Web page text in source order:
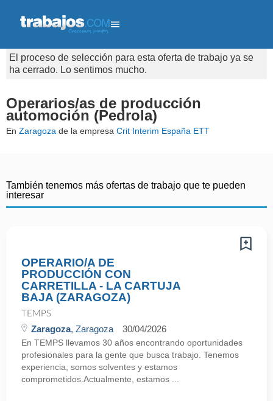
El proceso de selección para esta oferta de trabajo ya se
ha cerrado. Lo sentimos mucho.
Operarios/as de producción
automoción (Pedrola)
En Zaragoza de la empresa Crit Interim España ETT
También tenemos más ofertas de trabajo que te pueden
interesar
OPERARIO/A DE
PRODUCCIÓN CON
CARRETILLA - LA CARTUJA
BAJA (ZARAGOZA)
TEMPS
Zaragoza, Zaragoza 30/04/2026
En TEMPS llevamos 30 años encontrando oportunidades
profesionales para la gente que busca trabajo. Tenemos
experiencia, somos solventes y estamos
comprometidos.Actualmente, estamos ...